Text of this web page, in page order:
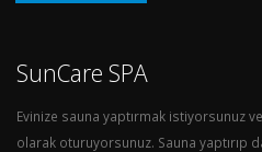
SunCare SPA
Evinize sauna yaptırmak istiyorsunuz
olarak oturuyorsunuz. Sauna yaptırıp